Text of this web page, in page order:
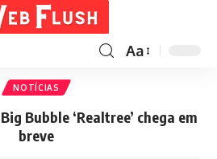
Aa
NOTÍCIAS
Bubble ‘Realtree’ chega em
breve